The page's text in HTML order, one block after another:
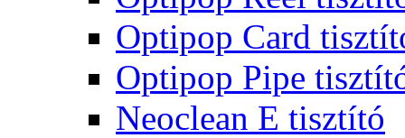
Optipop Card
Optipop Pipe
Neoclean E tisztító